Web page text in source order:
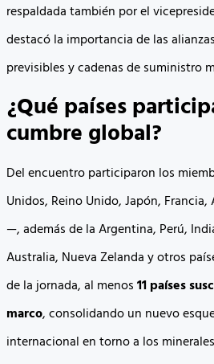
respaldada también por el
destacó la importancia de las
previsibles y cadenas de suministro
¿Qué países
cumbre global?
Del encuentro participaron los
Unidos, Reino Unido, Japón,
—, además de la Argentina, Perú,
Australia, Nueva Zelanda y otros
de la jornada, al menos11 países
marco, consolidando un nuevo
internacional en torno a los